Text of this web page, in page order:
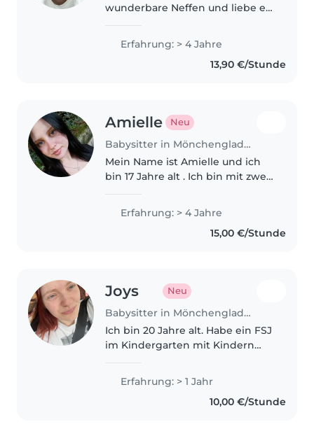
wunderbare Neffen und liebe es
bin sehr nett und geduldig und
mag es sehr, mich mit kleinen
Kindern zu befassen, da ich
Erfahrung: > 4 Jahre
13,90 €/Stunde
Amielle Neu
Babysitter in Mönchengladbach
Mein Name ist Amielle und ich
bin 17 Jahre alt . Ich bin mit zwei
aufgewachsen und habe mich,
seit sie ein Baby sind, um sie
Erfahrung: > 4 Jahre
15,00 €/Stunde
Joys Neu
Babysitter in Mönchengladbach
Ich bin 20 Jahre alt. Habe ein FSJ
im Kindergarten mit Kindern
Jahr in der Kindertagesstätte
und hatte auch Kinder
Erfahrung: > 1 Jahr
10,00 €/Stunde